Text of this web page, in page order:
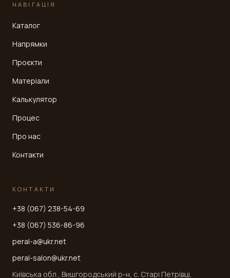
НАВІГАЦІЯ
Каталог
Напрямки
Проєкти
Матеріали
Калькулятор
Процес
Про нас
Контакти
КОНТАКТИ
+38 (067) 238-54-69
+38 (067) 536-86-96
peral-a@ukr.net
peral-salon@ukr.net
Київська обл., Вишгородський р-н, с. Старі Петрівці,